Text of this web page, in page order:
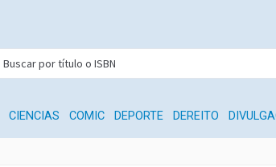
CIENCIAS COMIC DEPORTE DEREITO